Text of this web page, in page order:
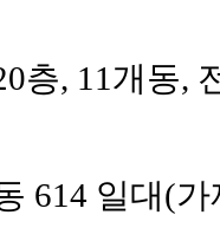
층, 11개동,
614 일대(